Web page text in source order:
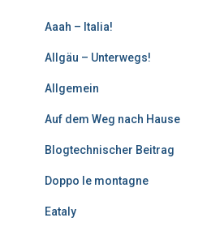
Aaah – Italia!
Allgäu – Unterwegs!
Allgemein
Auf dem Weg nach Hause
Blogtechnischer Beitrag
Doppo le montagne
Eataly